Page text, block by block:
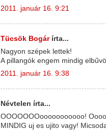
2011. január 16. 9:21
Tücsök Bogárírta...
Nagyon szépek lettek!
A pillangók engem mindig
2011. január 16. 9:38
Névtelen írta...
OOOOOOOooooooooooo!
MINDIG uj es ujito vagy!